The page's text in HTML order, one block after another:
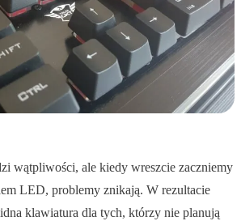
wątpliwości, ale kiedy wreszcie zaczniemy
LED, problemy znikają. W rezultacie
klawiatura dla tych, którzy nie planują